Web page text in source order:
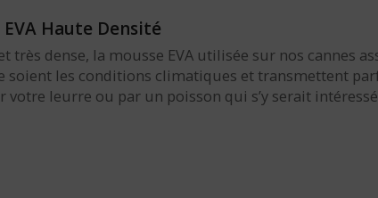
EVA Haute Densité
très dense, la mousse EVA utilisée sur nos cannes
soient les conditions climatiques et transmettent
votre leurre ou par un poisson qui s’y serait